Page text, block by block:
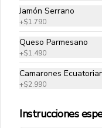
Jamón Serrano
+$1.790
Queso Parmesano
+$1.490
Camarones
+$2.990
Instrucciones